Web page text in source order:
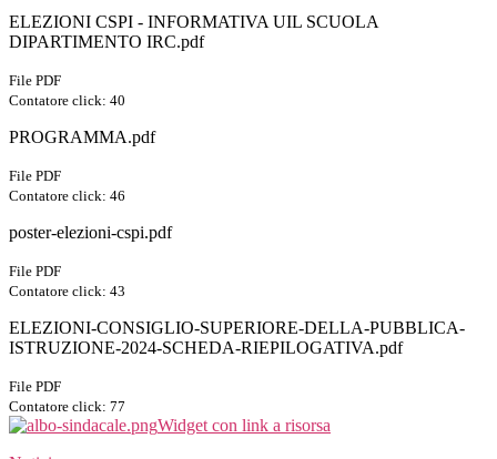
ELEZIONI CSPI - INFORMATIVA UIL SCUOLA
DIPARTIMENTO IRC.pdf
File PDF
Contatore click: 40
PROGRAMMA.pdf
File PDF
Contatore click: 46
poster-elezioni-cspi.pdf
File PDF
Contatore click: 43
ELEZIONI-CONSIGLIO-SUPERIORE-DELLA-PUBBLICA-
ISTRUZIONE-2024-SCHEDA-RIEPILOGATIVA.pdf
File PDF
Contatore click: 77
Widget con link a risorsa